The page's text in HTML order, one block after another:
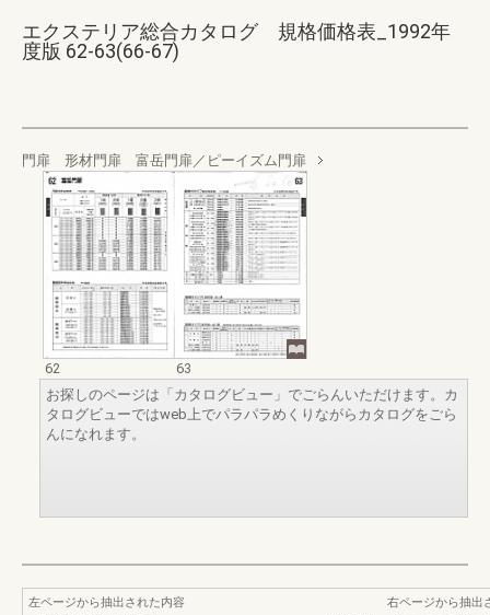
エクステリア総合カタログ 規格価格表_1992年
度版 62-63(66-67)
門扉 形材門扉 富岳門扉／ピーイズム門扉
62
63
お探しのページは「カタログビュー」でごらんいただけます。カ
タログビューではweb上でパラパラめくりながらカタログをごら
んになれます。
左ページから抽出された内容
右ページから抽出